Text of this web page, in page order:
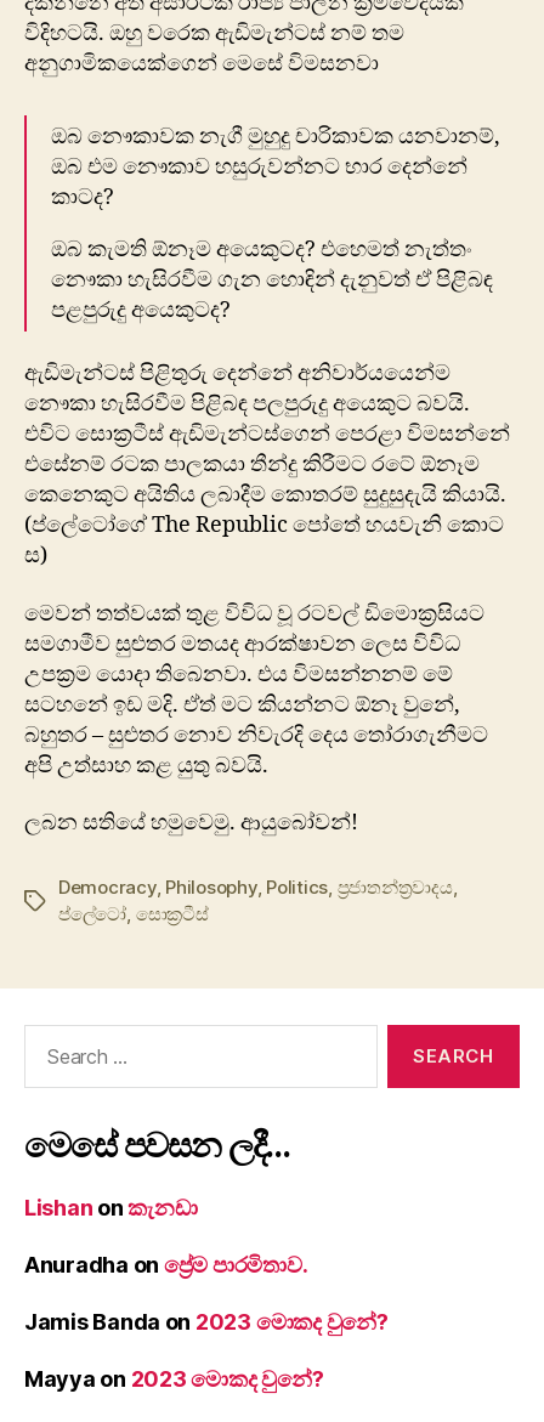
විදිහටයි. ඔහු වරෙක ඇඩිමැන්ටස් නම් තම
අනුගාමිකයෙක්ගෙන් මෙසේ විමසනවා
ඔබ නෞකාවක නැගී මුහුදු චාරිකාවක යනවානම්,
ඔබ එම නෞකාව හසුරුවන්නට භාර දෙන්නේ
කාටද?
ඔබ කැමති ඕනෑම අයෙකුටද? එහෙමත් නැත්තං
නෞකා හැසිරවීම ගැන හොඳින් දැනුවත් ඒ පිළිබඳ
පළපුරුදු අයෙකුටද?
ඇඩිමැන්ටස් පිළිතුරු දෙන්නේ අනිවාර්යයෙන්ම
නෞකා හැසිරවීම පිළිබඳ පලපුරුදු අයෙකුට බවයි.
එවිට සොක්‍රටීස් ඇඩිමැන්ටස්ගෙන් පෙරළා විමසන්නේ
එසේනම් රටක පාලකයා තීන්දු කිරීමට රටේ ඕනෑම
කෙනෙකුට අයිතිය ලබාදීම කොතරම් සුදුසුදැයි කියායි.
(ප්ලේටෝගේ The Republic පෝතේ හයවැනි කොට​
ස)
මෙවන් තත්වයක් තුළ විවිධ වූ රටවල් ඩිමොක්‍රසියට
සමගාමීව සුළුතර මතයද ආරක්ෂාවන ලෙස විවිධ
උපක්‍රම යොදා තිබෙනවා. එය විමසන්නනම් මේ
සටහනේ ඉඩ මදි. ඒත් මට කියන්නට ඕනෑ වුනේ,
බහුතර – සුළුතර නොව නිවැරදි දෙය තෝරාගැනීමට
අපි උත්සාහ කළ යුතු බවයි.
ලබන සතියේ හමුවෙමු. ආයුබෝවන්!
Tags
Democracy, Philosophy, Politics, ප්‍රජාතන්ත්‍රවාදය,
ප්ලේටෝ, සොක්‍රටීස්
මෙසේ පවසන ලදී…
Lishan onකැනඩා
Anuradha on ප්‍රේම පාරමිතාව.
Jamis Banda on 2023 මොකද වුනේ?
Mayya on 2023 මොකද වුනේ?